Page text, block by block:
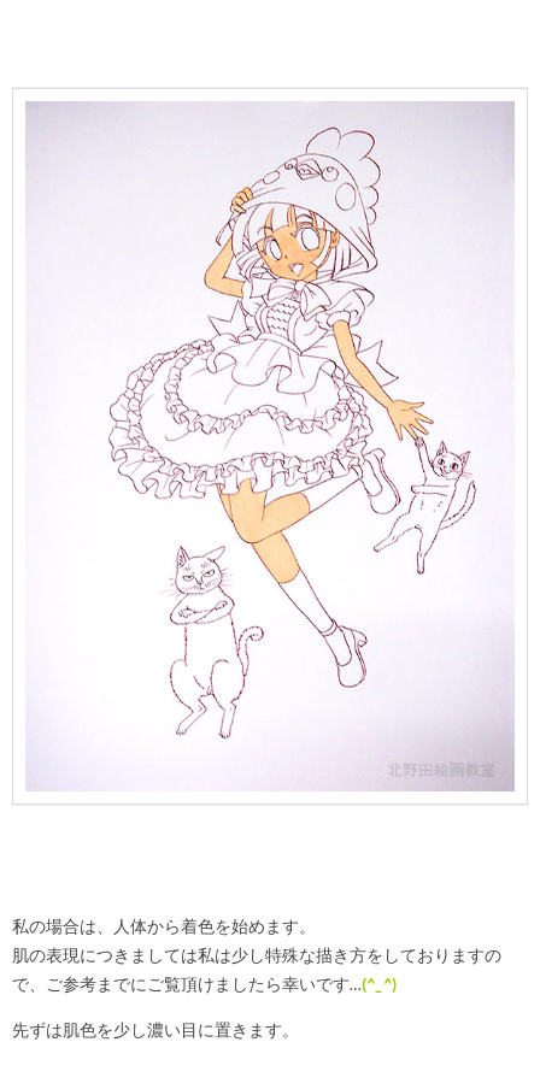
私の場合は、人体から着色を始めます。
肌の表現につきましては私は少し特殊な描き方をしておりますの
で、ご参考までにご覧頂けましたら幸いです…(^_^)ゞ
先ずは肌色を少し濃い目に置きます。